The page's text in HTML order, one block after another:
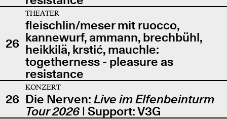
26
THEATER
fleischlin/meser mit ruocco,
kannewurf, ammann, brechbühl,
heikkilä, krstić, mauchle:
togetherness - pleasure as
resistance
26
KONZERT
Die Nerven: Live im Elfenbeinturm
Tour 2026| Support: V3G